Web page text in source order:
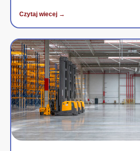
Czytaj wiecej →